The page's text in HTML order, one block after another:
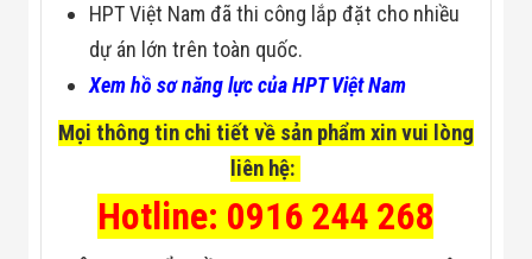
HPT Việt Nam đã thi công lắp đặt cho nhiều
dự án lớn trên toàn quốc.
Xem hồ sơ năng lực của HPT Việt Nam
Mọi thông tin chi tiết về sản phẩm xin vui lòng
liên hệ:
Hotline: 0916 244 268